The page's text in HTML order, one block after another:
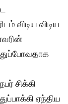
விடிய விடிய
சிக்கி
ஏந்திய